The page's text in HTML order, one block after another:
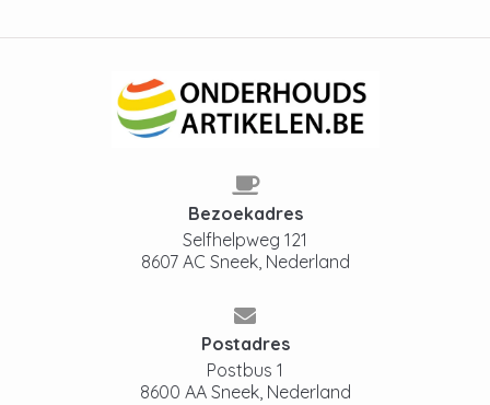
Bezoekadres
Selfhelpweg 121
8607 AC Sneek, Nederland
Postadres
Postbus 1
8600 AA Sneek, Nederland